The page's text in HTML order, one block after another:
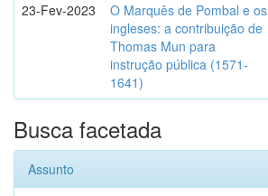
23-Fev-2023
O Marquês de Pombal e os
ingleses: a contribuição de
Thomas Mun para
instrução pública (1571-
1641)
Busca facetada
Assunto